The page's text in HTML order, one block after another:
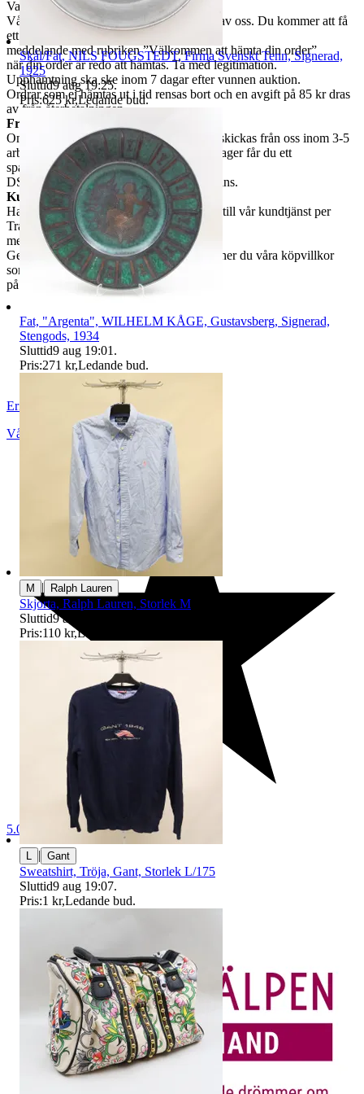
Varutlämning,
Vårby Allé 53 efter den har blivit packad av oss. Du kommer att få
ett separat
meddelande med rubriken ”Välkommen att hämta din order”
när din order är redo att hämtas. Ta med legitimation.
Upphämtning ska ske inom 7 dagar efter vunnen auktion.
Ordrar som ej hämtas ut i tid rensas bort och en avgift på 85 kr dras
av från återbetalningen.
Frakt
Om du har valt frakt kommer din vara att skickas från oss inom 3-5
arbetsdagar. När din vara har lämnat vårt lager får du ett
spårningsnummer av
DSV inom kort där du kan följa din leverans.
Kundservice
Har du frågor eller funderingar hör av dig till vår kundtjänst per
Traderas
meddelande funktion.
Genom att buda på våra annonser godkänner du våra köpvillkor
som du hittar
på vår infosida här på Tradera.
ErikshjälpenSecondHandSTHLM
Vårby
Sverige
5.0
Skål/Fat, NILS FOUGSTEDT, Firma Svenskt Tenn, Signerad,
1925
Sluttid9 aug 19:25.
Pris:625 kr,Ledande bud.
Fat, "Argenta", WILHELM KÅGE, Gustavsberg, Signerad,
Stengods, 1934
Sluttid9 aug 19:01 .
Pris:271 kr,Ledande bud.
M | Ralph Lauren
Skjorta, Ralph Lauren, Storlek M
Sluttid9 aug 19:10
Pris:110 kr,Ledande bud
| Gant
Sweatshirt, Tröja, Gant, Storlek L/175
Sluttid9 aug 19:07.
Pris:1 kr,Ledande bud.